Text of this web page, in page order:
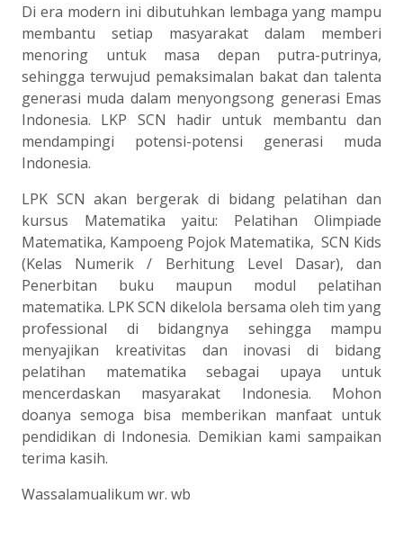
Di era modern ini dibutuhkan lembaga yang mampu
membantu setiap masyarakat dalam memberi
menoring untuk masa depan putra-putrinya,
sehingga terwujud pemaksimalan bakat dan talenta
generasi muda dalam menyongsong generasi Emas
Indonesia. LKP SCN hadir untuk membantu dan
mendampingi potensi-potensi generasi muda
Indonesia.
LPK SCN akan bergerak di bidang pelatihan dan
kursus Matematika yaitu: Pelatihan Olimpiade
Matematika, Kampoeng Pojok Matematika, SCN Kids
(Kelas Numerik / Berhitung Level Dasar), dan
Penerbitan buku maupun modul pelatihan
matematika. LPK SCN dikelola bersama oleh tim yang
professional di bidangnya sehingga mampu
menyajikan kreativitas dan inovasi di bidang
pelatihan matematika sebagai upaya untuk
mencerdaskan masyarakat Indonesia. Mohon
doanya semoga bisa memberikan manfaat untuk
pendidikan di Indonesia. Demikian kami sampaikan
terima kasih.
Wassalamualikum wr. wb